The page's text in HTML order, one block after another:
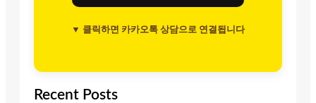
▼ 클릭하면 카카오톡 상담으로 연결됩니다
Recent Posts